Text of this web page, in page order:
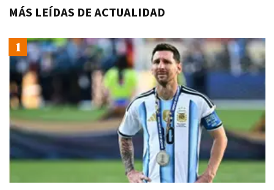
MÁS LEÍDAS DE ACTUALIDAD